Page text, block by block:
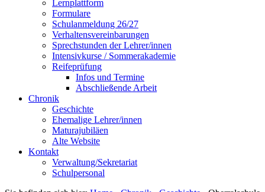
Lernplattform
Formulare
Schulanmeldung 26/27
Verhaltensvereinbarungen
Sprechstunden der Lehrer/innen
Intensivkurse / Sommerakademie
Reifeprüfung
Infos und Termine
Abschließende Arbeit
Chronik
Geschichte
Ehemalige Lehrer/innen
Maturajubiläen
Alte Website
Kontakt
Verwaltung/Sekretariat
Schulpersonal